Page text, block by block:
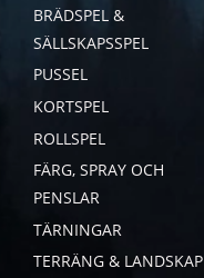
BRÄDSPEL &
SÄLLSKAPSSPEL
PUSSEL
KORTSPEL
ROLLSPEL
FÄRG, SPRAY OCH
PENSLAR
TÄRNINGAR
TERRÄNG & LANDSKAP